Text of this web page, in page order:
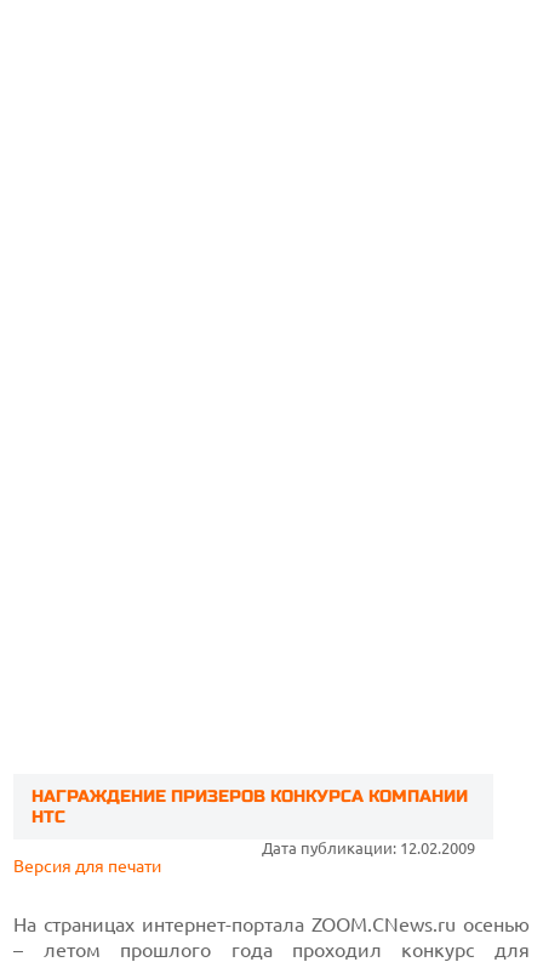
НАГРАЖДЕНИЕ ПРИЗЕРОВ КОНКУРСА КОМПАНИИ
HTC
Дата публикации: 12.02.2009
Версия для печати
На страницах интернет-портала ZOOM.CNews.ru осенью
– летом прошлого года проходил конкурс для